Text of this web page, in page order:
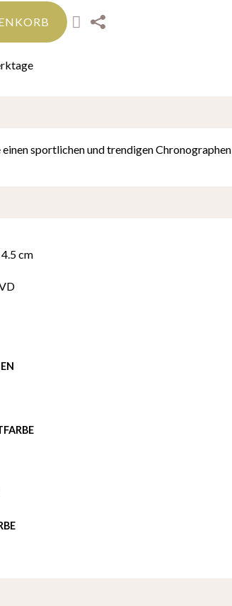
sportlichen und trendigen Chronographen
cm